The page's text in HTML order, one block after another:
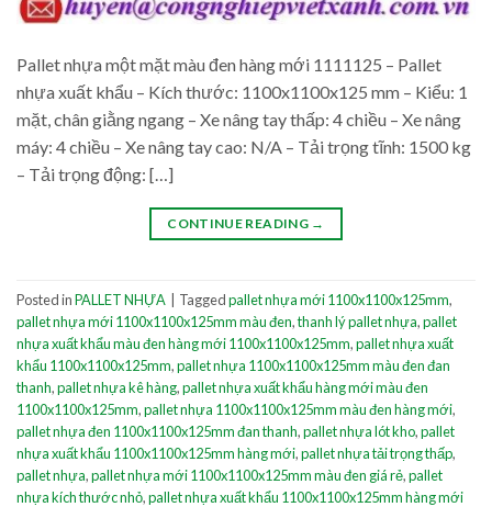
Pallet nhựa một mặt màu đen hàng mới 1111125 – Pallet
nhựa xuất khẩu – Kích thước: 1100x1100x125 mm – Kiểu: 1
mặt, chân giằng ngang – Xe nâng tay thấp: 4 chiều – Xe nâng
máy: 4 chiều – Xe nâng tay cao: N/A – Tải trọng tĩnh: 1500 kg
– Tải trọng động: […]
CONTINUE READING →
Posted inPALLET NHỰA Taggedpallet nhựa mới 1100x1100x125mm,
pallet nhựa mới 1100x1100x125mm màu đen,thanh lý pallet nhựa,pallet
nhựa xuất khẩu màu đen hàng mới 1100x1100x125mm,pallet nhựa xuất
khẩu 1100x1100x125mm,pallet nhựa 1100x1100x125mm màu đen đan
thanh,pallet nhựa kê hàng,pallet nhựa xuất khẩu hàng mới màu đen
1100x1100x125mm,pallet nhựa 1100x1100x125mm màu đen hàng mới,
pallet nhựa đen 1100x1100x125mm đan thanh,pallet nhựa lót kho,pallet
nhựa xuất khẩu 1100x1100x125mm hàng mới,pallet nhựa tải trọng thấp,
pallet nhựa,pallet nhựa mới 1100x1100x125mm màu đen giá rẻ,pallet
nhựa kích thước nhỏ,pallet nhựa xuất khẩu 1100x1100x125mm hàng mới